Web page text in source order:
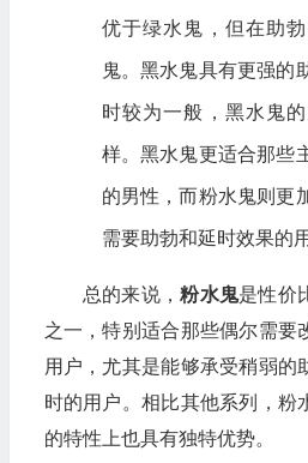
优于绿水鬼，但在助
鬼。黑水鬼具有更强的
时较为一般，黑水鬼
样。黑水鬼更适合那些
的男性，而粉水鬼则更
需要助勃和延时效果的用
总的来说，粉水鬼是性价
之一，特别适合那些偶尔需要
用户，尤其是能够承受稍弱的
时的用户。相比其他系列，粉
的特性上也具有独特优势。